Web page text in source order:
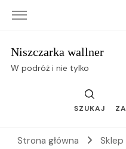
Niszczarka wallner
W podróż i nie tylko
SZUKAJ
Strona główna Sklep